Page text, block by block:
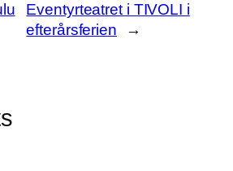
Eventyrteatret i TIVOLI i
efterårsferien
→